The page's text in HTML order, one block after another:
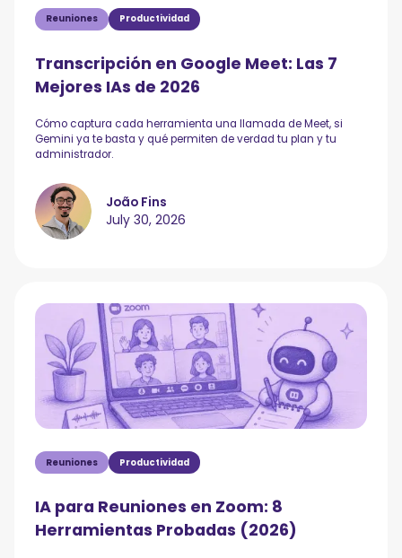
Reuniones Productividad
Transcripción en Google Meet: Las 7
Mejores IAs de 2026
Cómo captura cada herramienta una llamada de Meet, si
Gemini ya te basta y qué permiten de verdad tu plan y tu
administrador.
João Fins
July 30, 2026
Reuniones Productividad
IA para Reuniones en Zoom: 8
Herramientas Probadas (2026)